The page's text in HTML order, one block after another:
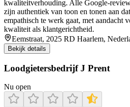
kwaliteitverhouding. Alle Google-
zijn authentiek van toon en tonen aan
empathisch te werk gaat, met aandacht
kwaliteit als klantgerichtheid.
Eemstraat, 2025 RD Haarlem,
Bekijk details
Loodgietersbedrijf J Prent
Nu open